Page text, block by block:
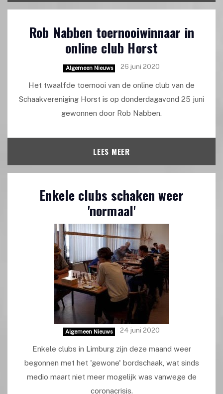
Rob Nabben toernooiwinnaar in
online club Horst
Algemeen Nieuws 26 juni 2020
Het twaalfde toernooi van de online club van de
Schaakvereniging Horst is op donderdagavond 25 juni
gewonnen door Rob Nabben.
LEES MEER
Enkele clubs schaken weer
'normaal'
Algemeen Nieuws 24 juni 2020
Enkele clubs in Limburg zijn deze maand weer
begonnen met het 'gewone' bordschaak, wat sinds
medio maart niet meer mogelijk was vanwege de
coronacrisis.